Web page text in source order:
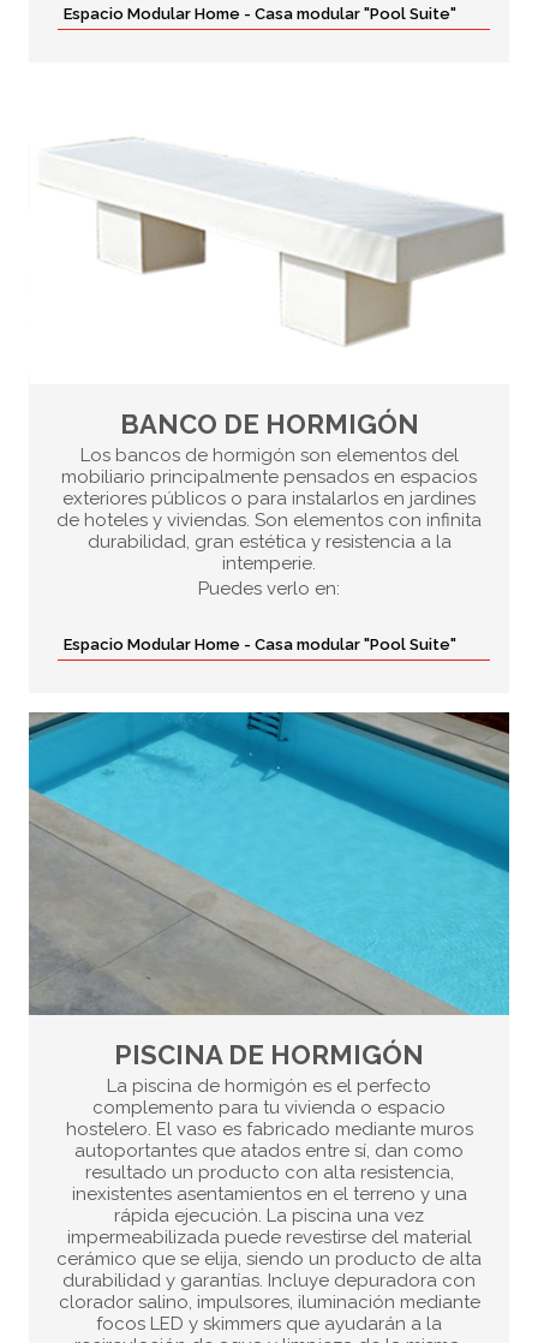
Espacio Modular Home - Casa modular "Pool Suite"
BANCO DE HORMIGÓN
Los bancos de hormigón son elementos del
mobiliario principalmente pensados en espacios
exteriores públicos o para instalarlos en jardines
de hoteles y viviendas. Son elementos con infinita
durabilidad, gran estética y resistencia a la
intemperie.
Puedes verlo en:
Espacio Modular Home - Casa modular "Pool Suite"
PISCINA DE HORMIGÓN
La piscina de hormigón es el perfecto
complemento para tu vivienda o espacio
hostelero. El vaso es fabricado mediante muros
autoportantes que atados entre sí, dan como
resultado un producto con alta resistencia,
inexistentes asentamientos en el terreno y una
rápida ejecución. La piscina una vez
impermeabilizada puede revestirse del material
cerámico que se elija, siendo un producto de alta
durabilidad y garantías. Incluye depuradora con
clorador salino, impulsores, iluminación mediante
focos LED y skimmers que ayudarán a la